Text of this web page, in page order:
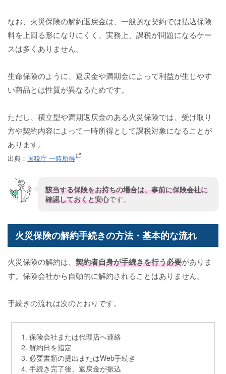
なお、火災保険の解約返戻金は、一般的な契約では払込保険
料を上回る形になりにくく、実務上、課税が問題になるケー
スは多くありません。
生命保険のように、返戻金や満期金によって利益が生じやす
い商品とは性質が異なるためです。
ただし、積立型や満期返戻金のある火災保険では、受け取り
方や契約内容によって一時所得として課税対象になることが
あります。
出典： 国税庁 一時所得
該当する保険をお持ちの場合は、事前に保険会社に
確認しておくと安心です。
火災保険の解約手続きの方法・基本的な流れ
火災保険の解約は、 契約者自身が手続きを行う必要がありま
す。保険会社から自動的に解約されることはありません。
手続きの流れは次のとおりです。
1. 保険会社または代理店へ連絡
2. 解約日を指定
3. 必要書類の提出またはWeb手続き
4. 手続き完了後、返戻金が振込